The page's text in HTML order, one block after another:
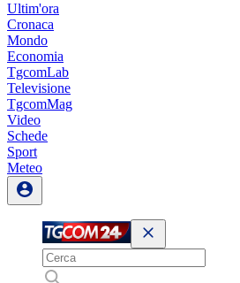
Ultim'ora
Cronaca
Mondo
Economia
TgcomLab
Televisione
TgcomMag
Video
Schede
Sport
Meteo